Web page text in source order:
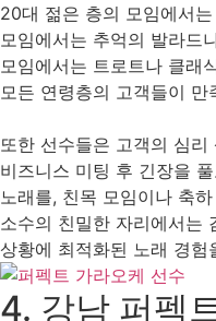
20대 젊은 층의 모임에서
모임에서는 추억의 발라드
모임에서는 트로트나 클래
모든 연령층의 고객들이
또한 선수들은 고객의 심
비즈니스 미팅 후 긴장을
노래를, 친목 모임이나 축
소수의 친밀한 자리에서는
상황에 최적화된 노래 경험
4. 강남 퍼펙